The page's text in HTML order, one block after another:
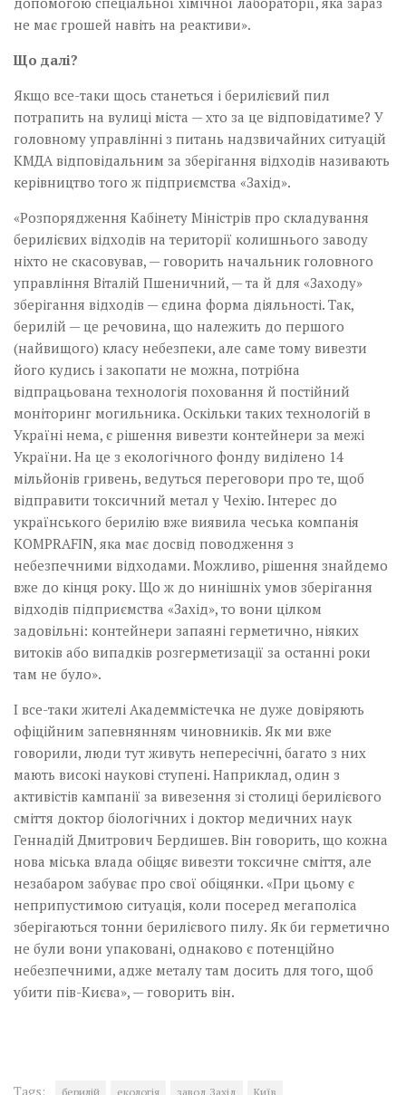
не має грошей навіть на реактиви».
Що далі?
Якщо все-таки щось станеться і берилієвий пил
потрапить на вулиці міста — хто за це відповідатиме? У
головному управлінні з питань надзвичайних ситуацій
КМДА відповідальним за зберігання відходів називають
керівництво того ж підприємства «Захід».
«Розпорядження Кабінету Міністрів про складування
берилієвих відходів на території колишнього заводу
ніхто не скасовував, — говорить начальник головного
управління Віталій Пшеничний, — та й для «Заходу»
зберігання відходів — єдина форма діяльності. Так,
берилій — це речовина, що належить до першого
(найвищого) класу небезпеки, але саме тому вивезти
його кудись і закопати не можна, потрібна
відпрацьована технологія поховання й постійний
моніторинг могильника. Оскільки таких технологій в
Україні нема, є рішення вивезти контейнери за межі
України. На це з екологічного фонду виділено 14
мільйонів гривень, ведуться переговори про те, щоб
відправити токсичний метал у Чехію. Інтерес до
українського берилію вже виявила чеська компанія
KOMPRAFIN, яка має досвід поводження з
небезпечними відходами. Можливо, рішення знайдемо
вже до кінця року. Що ж до нинішніх умов зберігання
відходів підприємства «Захід», то вони цілком
задовільні: контейнери запаяні герметично, ніяких
витоків або випадків розгерметизації за останні роки
там не було».
І все-таки жителі Академмістечка не дуже довіряють
офіційним запевнянням чиновників. Як ми вже
говорили, люди тут живуть непересічні, багато з них
мають високі наукові ступені. Наприклад, один з
активістів кампанії за вивезення зі столиці берилієвого
сміття доктор біологічних і доктор медичних наук
Геннадій Дмитрович Бердишев. Він говорить, що кожна
нова міська влада обіцяє вивезти токсичне сміття, але
незабаром забуває про свої обіцянки. «При цьому є
неприпустимою ситуація, коли посеред мегаполіса
зберігаються тонни берилієвого пилу. Як би герметично
не були вони упаковані, однаково є потенційно
небезпечними, адже металу там досить для того, щоб
убити пів-Києва», — говорить він.
Tags: берилій екологія завод Захід Київ